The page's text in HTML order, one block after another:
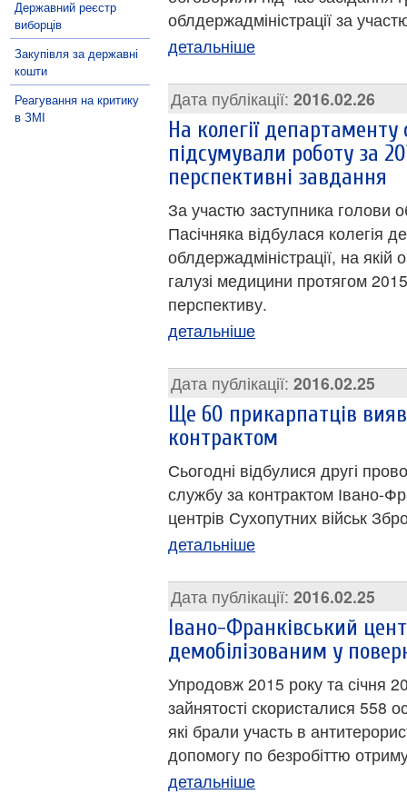
Державний реєстр
виборців
Закупівля за державні
кошти
Реагування на критику
в ЗМІ
облдержадміністрації за
детальніше
Дата публікації: 2016.02.26
На колегії департаменту
підсумували роботу за
перспективні завдання
За участю заступника голови
Пасічняка відбулася колегія
облдержадміністрації, на
галузі медицини протягом
перспективу.
детальніше
Дата публікації: 2016.02.25
Ще 60 прикарпатців
контрактом
Сьогодні відбулися другі
службу за контрактом Івано-
центрів Сухопутних військ
детальніше
Дата публікації: 2016.02.25
Івано-Франківський
демобілізованим у
Упродовж 2015 року та січня
зайнятості скористалися 558
які брали участь в
допомогу по безробіттю
детальніше